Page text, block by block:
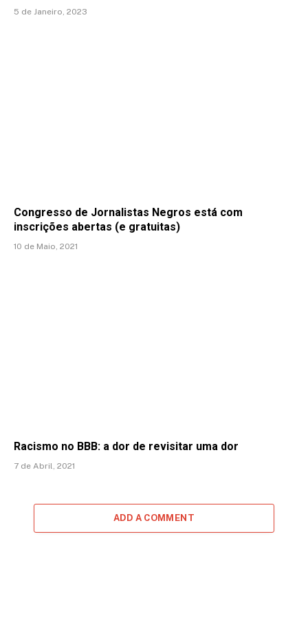
5 de Janeiro, 2023
Congresso de Jornalistas Negros está com
inscrições abertas (e gratuitas)
10 de Maio, 2021
Racismo no BBB: a dor de revisitar uma dor
7 de Abril, 2021
ADD A COMMENT